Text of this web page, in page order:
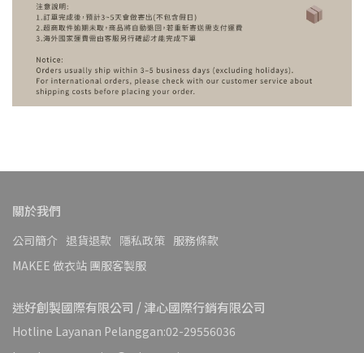
關於我們
公司簡介 退貨退款 隱私政策 服務條款
MAKEE 做衣站 團服客製服
迷好創製國際有限公司 / 津心國際行銷有限公司
Hotline Layanan Pelanggan:02-29556036